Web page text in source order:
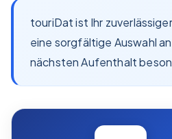
touriDat ist Ihr
eine sorgfältige Auswahl
nächsten Aufenthalt